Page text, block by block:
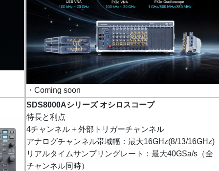
・Coming soon
SDS8000Aシリーズ オシロスコープ
特長と利点
4チャンネル + 外部トリガーチャンネル
アナログチャンネル帯域幅：最大16GHz(8/13/16GHz)
リアルタイムサンプリングレート：最大40GSa/s（全
チャンネル同時）